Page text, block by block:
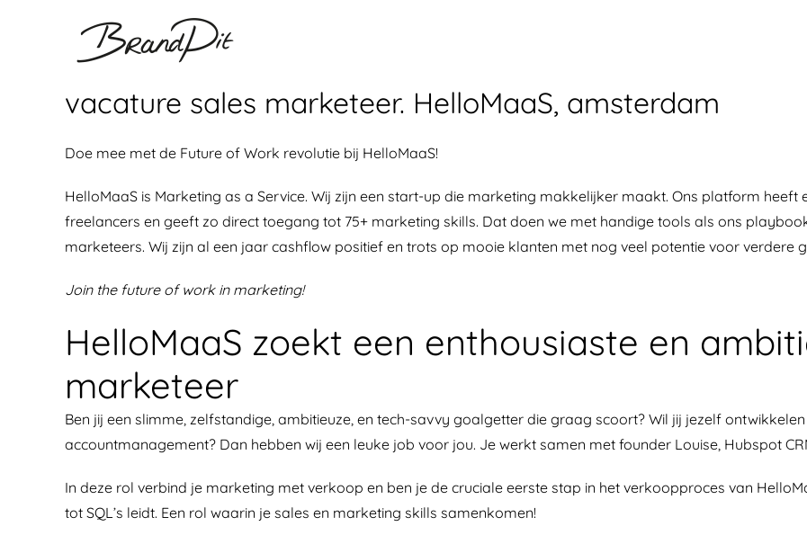
vacature sales marketeer. HelloMaaS, amsterdam
Doe mee met de Future of Work revolutie bij HelloMaaS!
HelloMaaS is Marketing as a Service. Wij zijn een start-up die marketing makkelijker maakt. Ons platform
freelancers en geeft zo direct toegang tot 75+ marketing skills. Dat doen we met handige tools als ons
marketeers. Wij zijn al een jaar cashflow positief en trots op mooie klanten met nog veel potentie voor verdere
Join the future of work in marketing!
HelloMaaS zoekt een enthousiaste en
marketeer
Ben jij een slimme, zelfstandige, ambitieuze, en tech-savvy goalgetter die graag scoort? Wil jij jezelf
accountmanagement? Dan hebben wij een leuke job voor jou. Je werkt samen met founder Louise, Hubspot
In deze rol verbind je marketing met verkoop en ben je de cruciale eerste stap in het verkoopproces van
tot SQL’s leidt. Een rol waarin je sales en marketing skills samenkomen!